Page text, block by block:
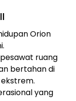
Orion
ruang
bertahan di
yang